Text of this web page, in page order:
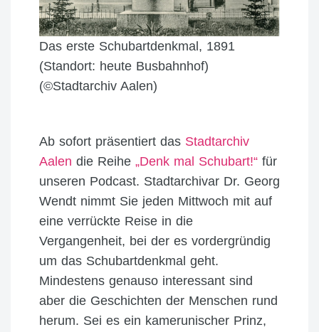
Das erste Schubartdenkmal, 1891
(Standort: heute Busbahnhof)
(©Stadtarchiv Aalen)
Ab sofort präsentiert das Stadtarchiv
Aalen die Reihe „Denk mal Schubart!“ für
unseren Podcast. Stadtarchivar Dr. Georg
Wendt nimmt Sie jeden Mittwoch mit auf
eine verrückte Reise in die
Vergangenheit, bei der es vordergründig
um das Schubartdenkmal geht.
Mindestens genauso interessant sind
aber die Geschichten der Menschen rund
herum. Sei es ein kamerunischer Prinz,